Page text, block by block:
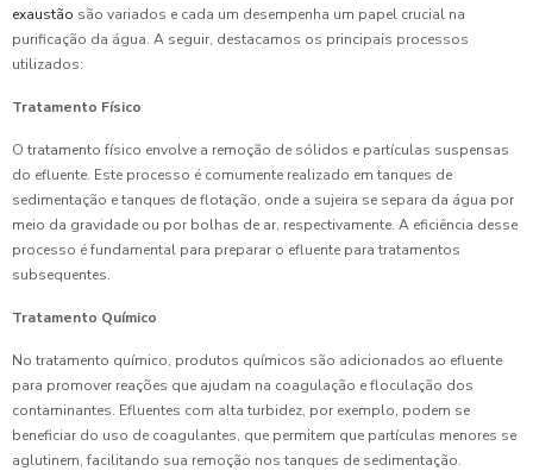
exaustão são variados e cada um desempenha um papel crucial na
purificação da água. A seguir, destacamos os principais processos
utilizados:
Tratamento Físico
O tratamento físico envolve a remoção de sólidos e partículas suspensas
do efluente. Este processo é comumente realizado em tanques de
sedimentação e tanques de flotação, onde a sujeira se separa da água por
meio da gravidade ou por bolhas de ar, respectivamente. A eficiência desse
processo é fundamental para preparar o efluente para tratamentos
subsequentes.
Tratamento Químico
No tratamento químico, produtos químicos são adicionados ao efluente
para promover reações que ajudam na coagulação e floculação dos
contaminantes. Efluentes com alta turbidez, por exemplo, podem se
beneficiar do uso de coagulantes, que permitem que partículas menores se
aglutinem, facilitando sua remoção nos tanques de sedimentação.